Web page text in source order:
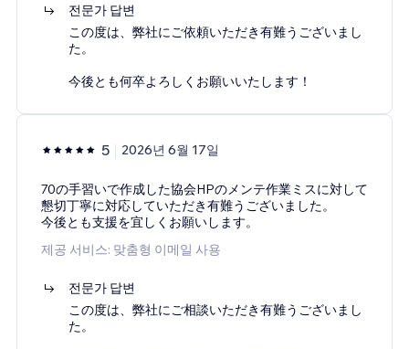
전문가 답변
この度は、弊社にご依頼いただき有難うございまし
た。
今後とも何卒よろしくお願いいたします！
5 2026년 6월 17일
70の手習いで作成した協会HPのメンテ作業ミスに対して
懇切丁寧に対応していただき有難うございました。
今後とも支援を宜しくお願いします。
제공 서비스: 맞춤형 이메일 사용
전문가 답변
この度は、弊社にご相談いただき有難うございまし
た。